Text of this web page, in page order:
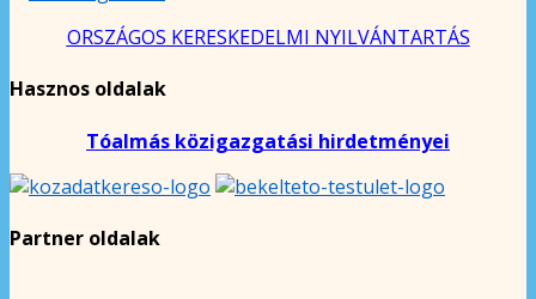
ORSZÁGOS KERESKEDELMI NYILVÁNTARTÁS
Hasznos oldalak
Tóalmás közigazgatási hirdetményei
Partner oldalak